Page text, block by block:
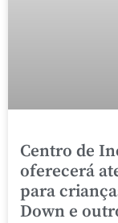
Centro de
oferecerá
para
Down e